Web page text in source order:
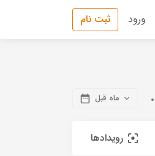
ورود ثبت نام
ماه قبل
رویدادها